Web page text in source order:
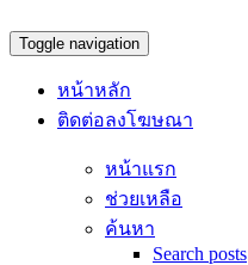
Toggle navigation
หน้าหลัก
ติดต่อลงโฆษณา
หน้าแรก
ช่วยเหลือ
ค้นหา
Search posts